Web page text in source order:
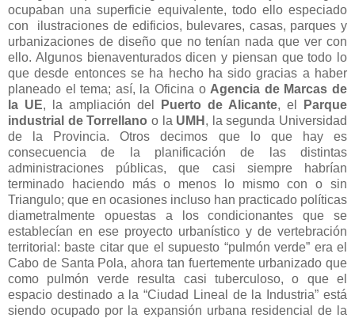
ocupaban una superficie equivalente, todo ello especiado
con ilustraciones de edificios, bulevares, casas, parques y
urbanizaciones de diseño que no tenían nada que ver con
ello. Algunos bienaventurados dicen y piensan que todo lo
que desde entonces se ha hecho ha sido gracias a haber
planeado el tema; así, la Oficina o Agencia de Marcas de
la UE, la ampliación del Puerto de Alicante, el
Parque
industrial de Torrellano o la UMH , la segunda Universidad
de la Provincia. Otros decimos que lo que hay es
consecuencia de la planificación de las distintas
administraciones públicas, que casi siempre habrían
terminado haciendo más o menos lo mismo con o sin
Triangulo; que en ocasiones incluso han practicado políticas
diametralmente opuestas a los condicionantes que se
establecían en ese proyecto urbanístico y de vertebración
territorial: baste citar que el supuesto “pulmón verde” era el
Cabo de Santa Pola, ahora tan fuertemente urbanizado que
como pulmón verde resulta casi tuberculoso, o que el
espacio destinado a la “Ciudad Lineal de la Industria” está
siendo ocupado por la expansión urbana residencial de la